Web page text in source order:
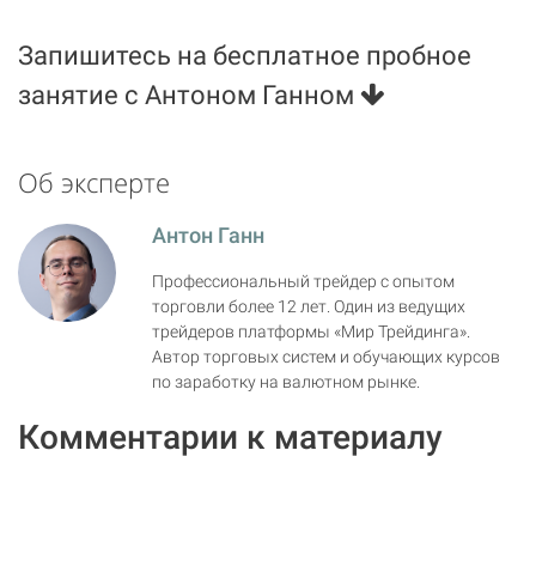
Запишитесь на бесплатное пробное
занятие с Антоном Ганном
Об эксперте
Антон Ганн
Профессиональный трейдер с опытом
торговли более 12 лет. Один из ведущих
трейдеров платформы «Мир Трейдинга».
Автор торговых систем и обучающих курсов
по заработку на валютном рынке.
Комментарии к материалу